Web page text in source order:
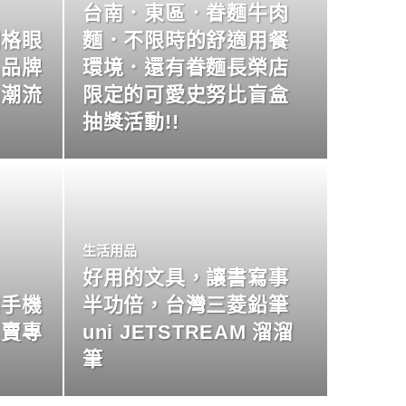
眼
牌
流
台南．東區．眷麵牛肉
麵．不限時的舒適用餐
環境．還有眷麵長榮店
限定的可愛史努比盲盒
抽獎活動!!
機
專
生活用品
好用的文具，讓書寫事
半功倍，台灣三菱鉛筆
uni JETSTREAM 溜溜
筆